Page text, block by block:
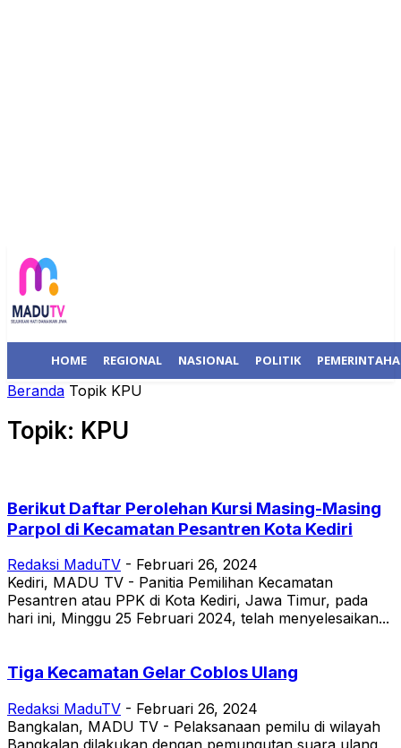
HOME REGIONAL NASIONAL POLITIK
Beranda Topik KPU
Topik: KPU
Berikut Daftar Perolehan Kursi Masing-Masing
Parpol di Kecamatan Pesantren Kota Kediri
Redaksi MaduTV - Februari 26, 2024
Kediri, MADU TV - Panitia Pemilihan Kecamatan
Pesantren atau PPK di Kota Kediri, Jawa Timur, pada
hari ini, Minggu 25 Februari 2024, telah menyelesaikan...
Tiga Kecamatan Gelar Coblos Ulang
Redaksi MaduTV - Februari 26, 2024
Bangkalan, MADU TV - Pelaksanaan pemilu di wilayah
Bangkalan dilakukan dengan pemungutan suara ulang